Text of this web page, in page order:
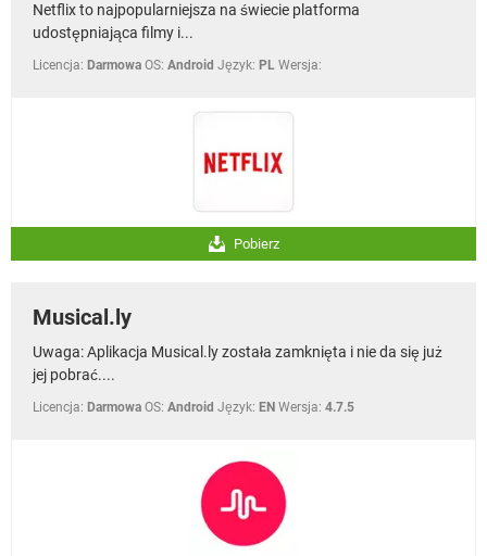
Netflix to najpopularniejsza na świecie platforma
udostępniająca filmy i...
Licencja: Darmowa OS: Android Język: PL Wersja:
Pobierz
Musical.ly
Uwaga: Aplikacja Musical.ly została zamknięta i nie da się już
jej pobrać....
Licencja: Darmowa OS: Android Język: EN Wersja: 4.7.5